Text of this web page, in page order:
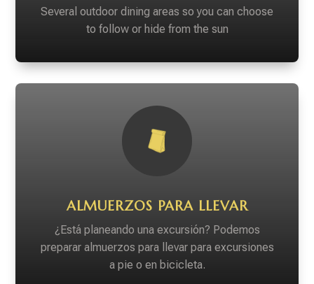
Several outdoor dining areas so you can choose
to follow or hide from the sun
ALMUERZOS PARA LLEVAR
¿Está planeando una excursión? Podemos
preparar almuerzos para llevar para excursiones
a pie o en bicicleta.